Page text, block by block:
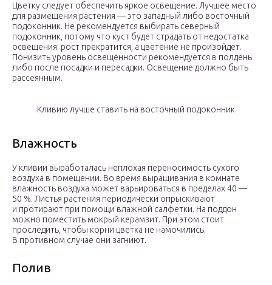
Цветку следует обеспечить яркое освещение. Лучшее место
для размещения растения — это западный либо восточный
подоконник. Не рекомендуется выбирать северный
подоконник, потому что куст будет страдать от недостатка
освещения: рост прекратится, а цветение не произойдёт.
Понизить уровень освещённости рекомендуется в полдень
либо после посадки и пересадки. Освещение должно быть
рассеянным.
Кливию лучше ставить на восточный подоконник
Влажность
У кливии выработалась неплохая переносимость сухого
воздуха в помещении. Во время выращивания в комнате
влажность воздуха может варьироваться в пределах 40 —
50 %. Листья растения периодически опрыскивают
и протирают при помощи влажной салфетки. На поддон
можно поместить мокрый керамзит. При этом стоит
проследить, чтобы корни цветка не намочились.
В противном случае они загниют.
Полив